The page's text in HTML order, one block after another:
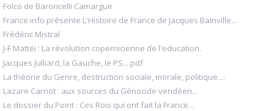
Folco de Baroncelli Camargue
France info présente L'Histoire de France de Jacques Bainville...
Frédéric Mistral
J-F Mattéi : La révolution copernicienne de l'education.
Jacques Julliard, la Gauche, le PS....pdf
La théorie du Genre, destruction sociale, morale, politique....
Lazare Carnot : aux sources du Génocide vendéen...
Le dossier du Point : Ces Rois qui ont fait la France...